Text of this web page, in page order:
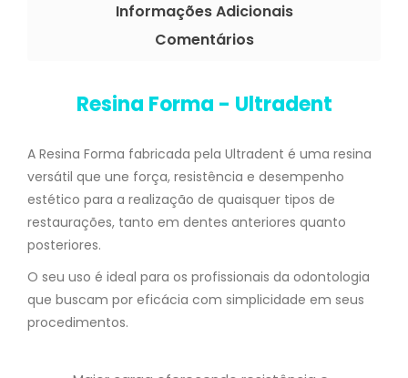
Informações Adicionais
Comentários
Resina Forma - Ultradent
A Resina Forma fabricada pela Ultradent é uma resina
versátil que une força, resistência e desempenho
estético para a realização de quaisquer tipos de
restaurações, tanto em dentes anteriores quanto
posteriores.
O seu uso é ideal para os profissionais da odontologia
que buscam por eficácia com simplicidade em seus
procedimentos.